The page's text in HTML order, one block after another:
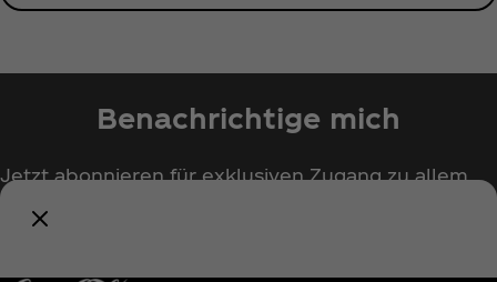
Benachrichtige mich
Jetzt abonnieren für exklusiven Zugang zu allem
rund um Coca‑Cola!